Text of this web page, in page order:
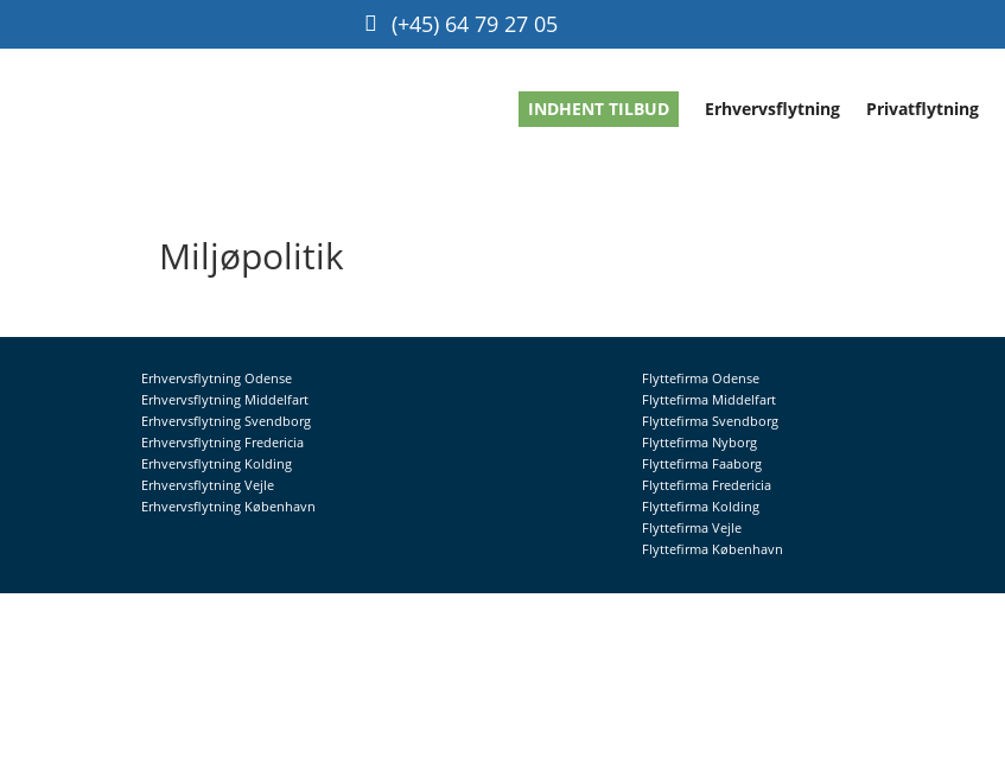
(+45) 64 79 27 05
INDHENT TILBUD Erhvervsflytning Privatflytning
Miljøpolitik
Erhvervsflytning Odense
Erhvervsflytning Middelfart
Erhvervsflytning Svendborg
Erhvervsflytning Fredericia
Erhvervsflytning Kolding
Erhvervsflytning Vejle
Erhvervsflytning København
Flyttefirma Odense
Flyttefirma Middelfart
Flyttefirma Svendborg
Flyttefirma Nyborg
Flyttefirma Faaborg
Flyttefirma Fredericia
Flyttefirma Kolding
Flyttefirma Vejle
Flyttefirma København